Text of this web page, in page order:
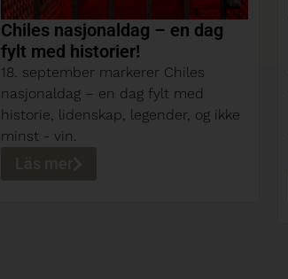
Chile kaprer norske vinhjerter!
Chile har klatret forbi tradisjonsrike
vingiganter og inntatt en solid
tredjeplass på Vinmonopolet for
både hvitvin og rosévin. Tallene taler
for seg - Chile tar vinelskere av «lyst
og lett» med storm!
Läs mer